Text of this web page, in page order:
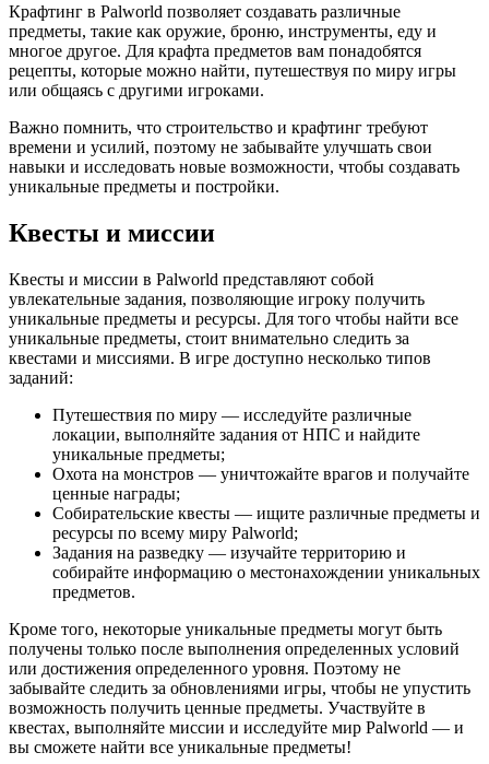
Крафтинг в Palworld позволяет создавать различные
предметы, такие как оружие, броню, инструменты, еду и
многое другое. Для крафта предметов вам понадобятся
рецепты, которые можно найти, путешествуя по миру игры
или общаясь с другими игроками.
Важно помнить, что строительство и крафтинг требуют
времени и усилий, поэтому не забывайте улучшать свои
навыки и исследовать новые возможности, чтобы создавать
уникальные предметы и постройки.
Квесты и миссии
Квесты и миссии в Palworld представляют собой
увлекательные задания, позволяющие игроку получить
уникальные предметы и ресурсы. Для того чтобы найти все
уникальные предметы, стоит внимательно следить за
квестами и миссиями. В игре доступно несколько типов
заданий:
Путешествия по миру — исследуйте различные
локации, выполняйте задания от НПС и найдите
уникальные предметы;
Охота на монстров — уничтожайте врагов и получайте
ценные награды;
Собирательские квесты — ищите различные предметы и
ресурсы по всему миру Palworld;
Задания на разведку — изучайте территорию и
собирайте информацию о местонахождении уникальных
предметов.
Кроме того, некоторые уникальные предметы могут быть
получены только после выполнения определенных условий
или достижения определенного уровня. Поэтому не
забывайте следить за обновлениями игры, чтобы не упустить
возможность получить ценные предметы. Участвуйте в
квестах, выполняйте миссии и исследуйте мир Palworld — и
вы сможете найти все уникальные предметы!